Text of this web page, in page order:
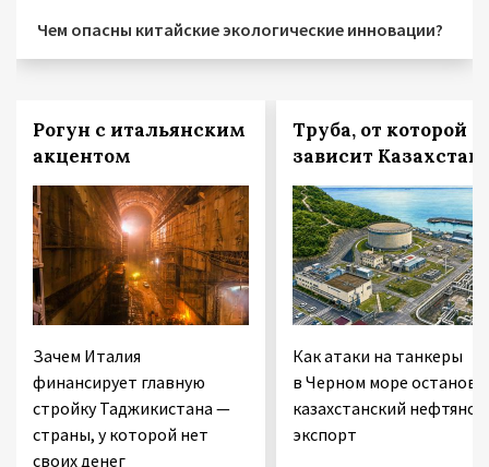
Чем опасны китайские экологические инновации?
Рогун с итальянским
акцентом
Зачем Италия
финансирует главную
стройку Таджикистана —
страны, у которой нет
своих денег
Труба, от которой
зависит Казахстан
Как атаки на танкеры
в Черном море
казахстанский нефтяной
экспорт